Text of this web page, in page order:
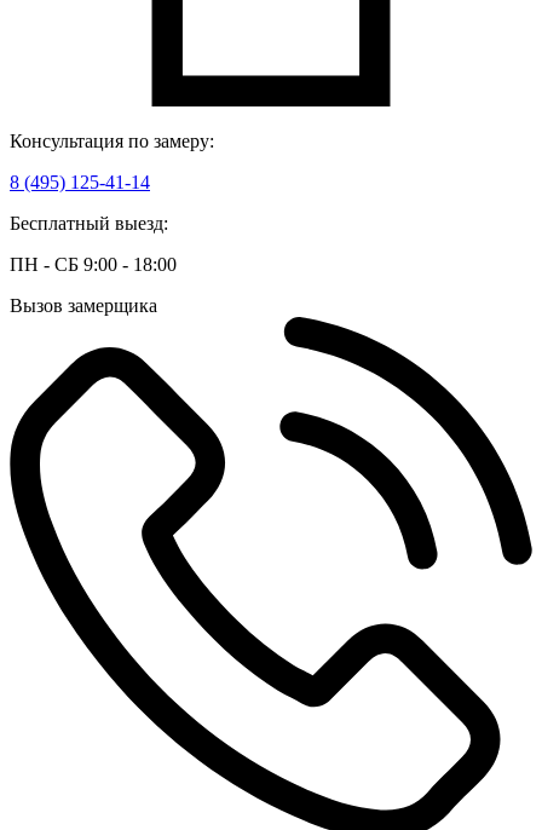
Консультация по замеру:
8 (495) 125-41-14
Бесплатный выезд:
ПН - СБ 9:00 - 18:00
Вызов замерщика